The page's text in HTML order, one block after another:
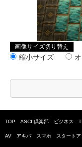
画像サイズ切り替え
縮小サイズ
TOP ASCII倶楽部 ビジネス
AV アキバ スマホ スタートア